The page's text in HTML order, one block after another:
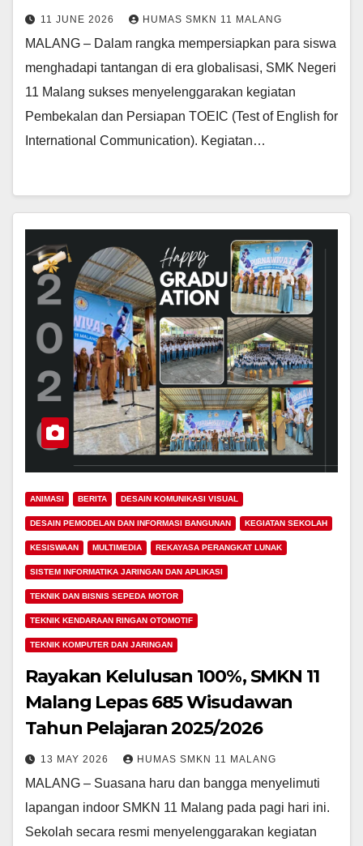
11 JUNE 2026 HUMAS SMKN 11 MALANG
MALANG – Dalam rangka mempersiapkan para siswa
menghadapi tantangan di era globalisasi, SMK Negeri
11 Malang sukses menyelenggarakan kegiatan
Pembekalan dan Persiapan TOEIC (Test of English for
International Communication). Kegiatan…
ANIMASI BERITA DESAIN KOMUNIKASI VISUAL
DESAIN PEMODELAN DAN INFORMASI BANGUNAN KEGIATAN SEKOLAH
KESISWAAN MULTIMEDIA REKAYASA PERANGKAT LUNAK
SISTEM INFORMATIKA JARINGAN DAN APLIKASI
TEKNIK DAN BISNIS SEPEDA MOTOR
TEKNIK KENDARAAN RINGAN OTOMOTIF
TEKNIK KOMPUTER DAN JARINGAN
Rayakan Kelulusan 100%, SMKN 11
Malang Lepas 685 Wisudawan
Tahun Pelajaran 2025/2026
13 MAY 2026 HUMAS SMKN 11 MALANG
MALANG – Suasana haru dan bangga menyelimuti
lapangan indoor SMKN 11 Malang pada pagi hari ini.
Sekolah secara resmi menyelenggarakan kegiatan